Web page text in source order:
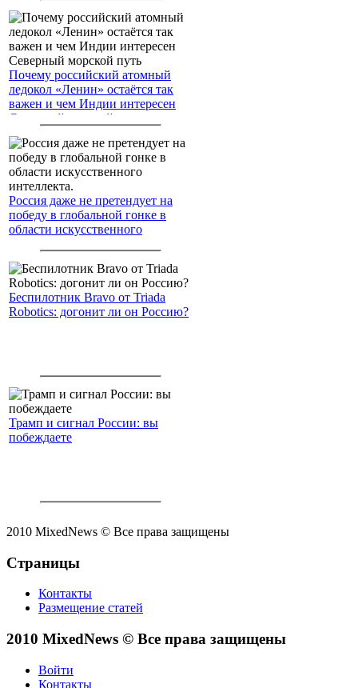
Почему российский атомный
ледокол «Ленин» остаётся так
важен и чем Индии интересен
Северный морской путь
Россия даже не претендует на
победу в глобальной гонке в
области искусственного
Беспилотник Bravo от Triada
Robotics: догонит ли он Россию?
Трамп и сигнал России: вы
побеждаете
2010 MixedNews © Все права защищены
Страницы
Контакты
Размещение статей
2010 MixedNews © Все права защищены
Войти
Контакты